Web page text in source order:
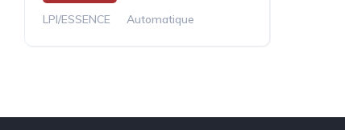
LPI/ESSENCE
Automatique